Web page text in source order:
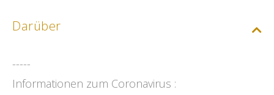
Darüber
-----
Informationen zum Coronavirus :